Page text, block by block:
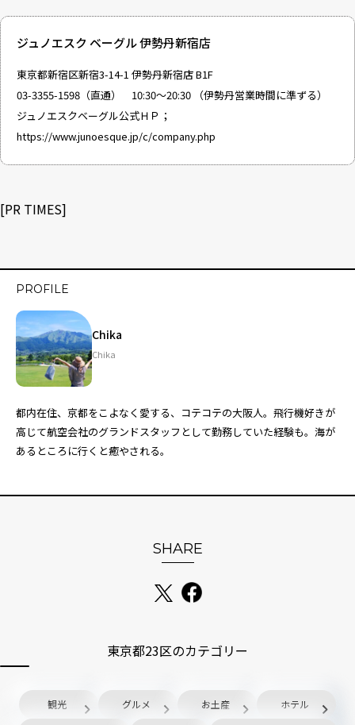
ジュノエスク ベーグル 伊勢丹新宿店
東京都新宿区新宿3-14-1 伊勢丹新宿店 B1F
03-3355-1598（直通） 10:30～20:30 （伊勢丹営業時間に準ずる）
ジュノエスクベーグル公式ＨＰ；
https://www.junoesque.jp/c/company.php
[PR TIMES]
PROFILE
Chika
Chika
都内在住、京都をこよなく愛する、コテコテの大阪人。飛行機好きが
高じて航空会社のグランドスタッフとして勤務していた経験も。海が
あるところに行くと癒やされる。
SHARE
東京都23区のカテゴリー
観光 グルメ お土産 ホテル